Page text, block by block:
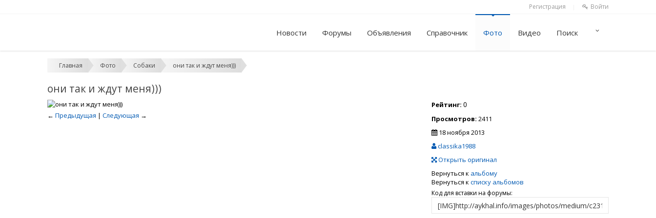
Регистрация Войти
Новости Форумы Объявления Справочник Фото Видео Поиск
Главная Фото Собаки они так и ждут меня)))
они так и ждут меня)))
← Предыдущая | Следующая →
Рейтинг: 0
Просмотров: 2411
18 ноября 2013
classika1988
Открыть оригинал
Вернуться к альбому
Вернуться к списку альбомов
Код для вставки на форумы: